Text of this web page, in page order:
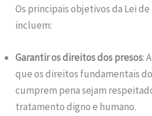
Os principais objetivos da Lei de
incluem:
Garantir os direitos dos presos:
que os direitos fundamentais
cumprem pena sejam
tratamento digno e humano.